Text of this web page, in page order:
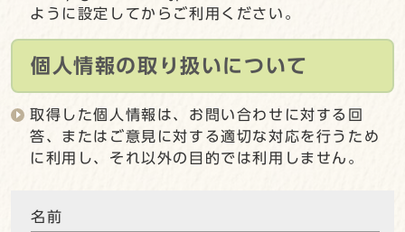
ように設定してからご利用ください。
個人情報の取り扱いについて
取得した個人情報は、お問い合わせに対する回
答、またはご意見に対する適切な対応を行うため
に利用し、それ以外の目的では利用しません。
名前